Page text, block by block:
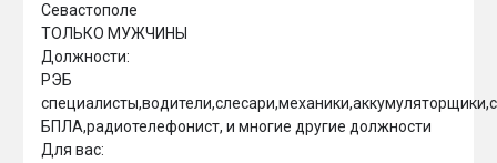
Севастополе
ТОЛЬКО МУЖЧИНЫ
Должности:
РЭБ
БПЛА,радиотелефонист, и многие другие должности
Для вас: